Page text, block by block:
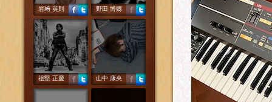
岩﨑 英則 野田 博郷
祖堅 正慶 山中 康央